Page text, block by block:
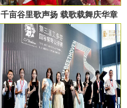
千亩谷里歌声扬 载歌载舞庆华章